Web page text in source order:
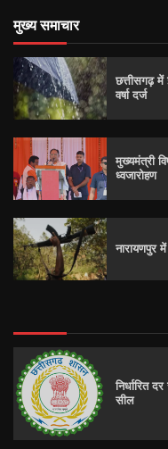
मुख्य समाचार
छत्तीसगढ़
वर्षा दर्ज
मुख्यमंत्री
ध्वजारोहण
नारायणपुर
निर्धारित
सील